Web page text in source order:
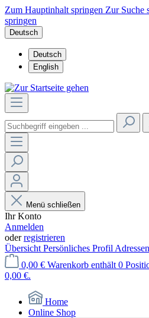
Zum Hauptinhalt springen Zur Suche
springen
Deutsch
Deutsch
English
Menü schließen
Ihr Konto
Anmelden
oderregistrieren
Übersicht Persönliches Profil Adressen
0,00 € Warenkorb enthält 0
0,00 €.
Home
Online Shop